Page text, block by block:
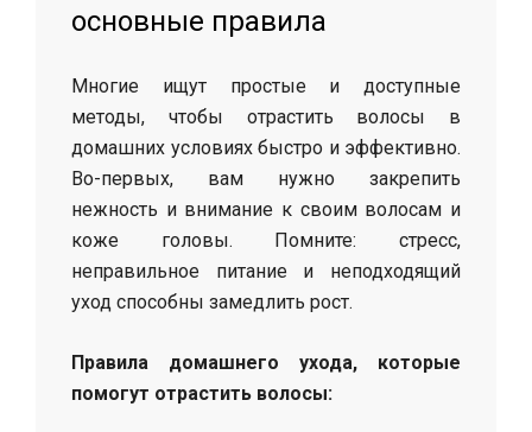
основные правила
Многие ищут простые и доступные
методы, чтобы отрастить волосы в
домашних условиях быстро и эффективно.
Во-первых, вам нужно закрепить
нежность и внимание к своим волосам и
коже головы. Помните: стресс,
неправильное питание и неподходящий
уход способны замедлить рост.
Правила домашнего ухода, которые
помогут отрастить волосы: